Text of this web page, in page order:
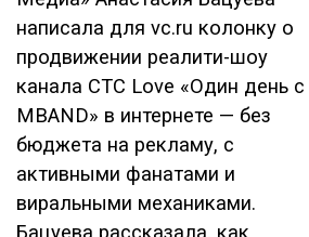
написала для vc.ru колонку о
продвижении реалити-шоу
канала СТС Love «Один день с
MBAND» в интернете — без
бюджета на рекламу, с
активными фанатами и
виральными механиками.
Бацуева рассказала, как